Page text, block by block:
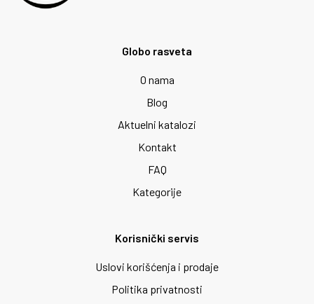
Globo rasveta
O nama
Blog
Aktuelni katalozi
Kontakt
FAQ
Kategorije
Korisnički servis
Uslovi korišćenja i prodaje
Politika privatnosti